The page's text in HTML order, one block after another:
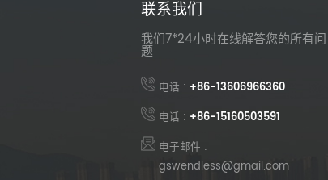
联系我们
我们7*24小时在线解答您的所有问
题
电话 : +86-13606966360
电话 : +86-15160503591
电子邮件 :
gswendless@gmail.com